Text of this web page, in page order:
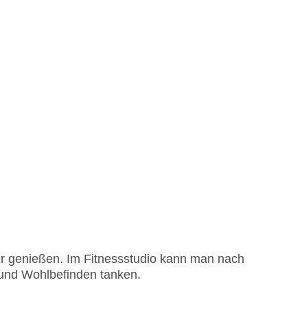
genießen. Im Fitnessstudio kann man nach
Wohlbefinden tanken.